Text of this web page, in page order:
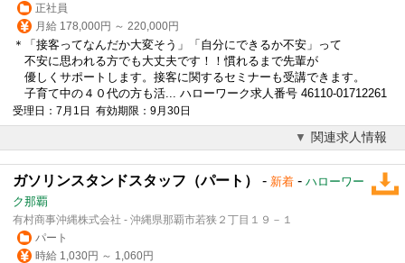
正社員
月給 178,000円 ～ 220,000円
＊「接客ってなんだか大変そう」「自分にできるか不安」って
不安に思われる方でも大丈夫です！！慣れるまで先輩が
優しくサポートします。接客に関するセミナーも受講できます。
子育て中の４０代の方も活... ハローワーク求人番号 46110-01712261
受理日：7月1日 有効期限：9月30日
関連求人情報
ガソリンスタンドスタッフ（パート） - 新着 - ハローワー
ク那覇
有村商事沖縄株式会社 - 沖縄県那覇市若狭２丁目１９－１
パート
時給 1,030円 ～ 1,060円